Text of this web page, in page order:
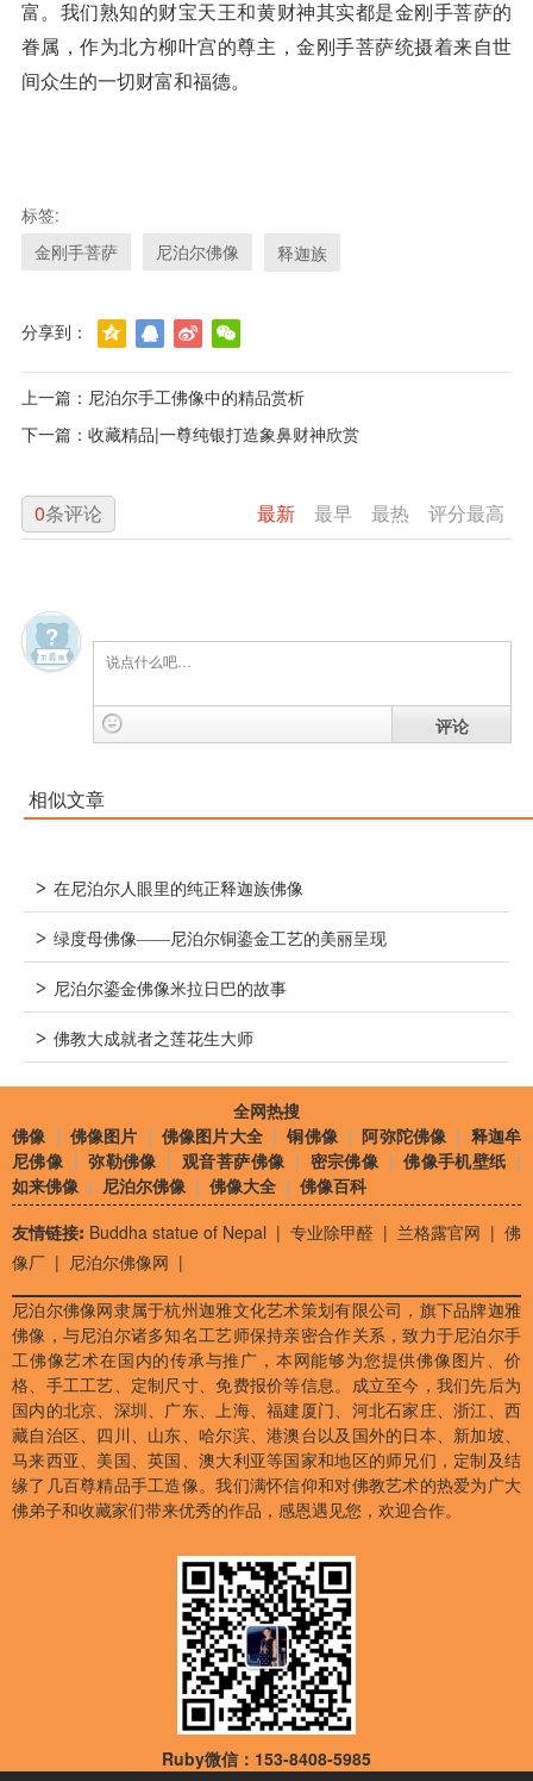
富。我们熟知的财宝天王和黄财神其实都是金刚手菩萨的
眷属，作为北方柳叶宫的尊主，金刚手菩萨统摄着来自世
间众生的一切财富和福德。
标签:
金刚手菩萨
尼泊尔佛像 释迦族
分享到：
上一篇： 尼泊尔手工佛像中的精品赏析
下一篇： 收藏精品|一尊纯银打造象鼻财神欣赏
最新 最早 最热 评分最高
0条评论
评论
相似文章
> 在尼泊尔人眼里的纯正释迦族佛像
> 绿度母佛像——尼泊尔铜鎏金工艺的美丽呈现
> 尼泊尔鎏金佛像米拉日巴的故事
> 佛教大成就者之莲花生大师
全网热搜
佛像 | 佛像图片 |佛像图片大全|铜佛像 |阿弥陀佛像 | 释迦牟
尼佛像 |弥勒佛像 |观音菩萨佛像 | 密宗佛像 |佛像手机壁纸 |
如来佛像 | 尼泊尔佛像 | 佛像大全 | 佛像百科
友情链接: Buddha statue of Nepal | 专业除甲醛 | 兰格露官网 | 佛
像厂 | 尼泊尔佛像网 |
尼泊尔佛像网隶属于杭州迦雅文化艺术策划有限公司，旗下品牌迦雅
佛像，与尼泊尔诸多知名工艺师保持亲密合作关系，致力于尼泊尔手
工佛像艺术在国内的传承与推广，本网能够为您提供佛像图片、价
格、手工工艺、定制尺寸、免费报价等信息。成立至今，我们先后为
国内的北京、深圳、广东、上海、福建厦门、河北石家庄、浙江、西
藏自治区、四川、山东、哈尔滨、港澳台以及国外的日本、新加坡、
马来西亚、美国、英国、澳大利亚等国家和地区的师兄们，定制及结
缘了几百尊精品手工造像。我们满怀信仰和对佛教艺术的热爱为广大
佛弟子和收藏家们带来优秀的作品，感恩遇见您，欢迎合作。
Ruby微信：153-8408-5985